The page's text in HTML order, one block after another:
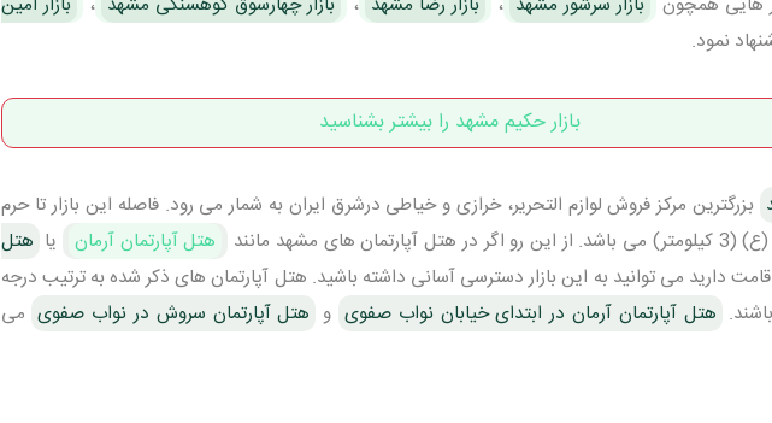
نمود.
بازار حکیم مشهد را بیشتر بشناسید
بزرگترین مرکز فروش لوازم التحریر، خرازی و خیاطی درشرق ایران به شمار می رود. فاصله این بازار تا حرم
های مشهد مانند
هتل آپارتمان آرمان یا هتل
دارید می توانید به این بازار دسترسی آسانی داشته باشید. هتل آپارتمان های ذکر شده به ترتیب درجه
هتل آپارتمان آرمان در ابتدای خیابان نواب صفوی و هتل آپارتمان سروش در نواب صفوی می